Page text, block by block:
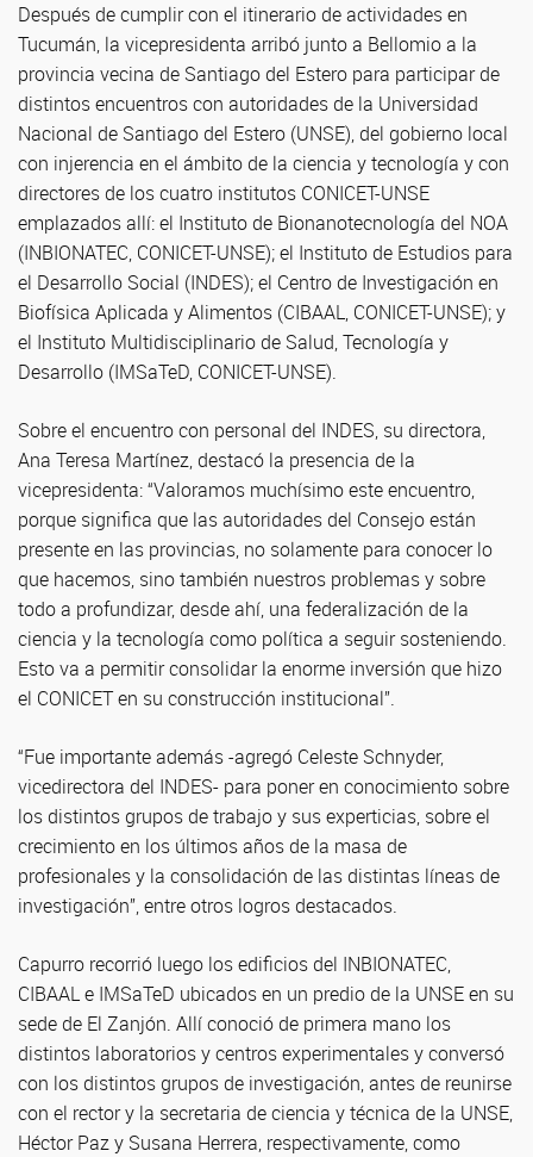
Después de cumplir con el itinerario de actividades en
Tucumán, la vicepresidenta arribó junto a Bellomio a la
provincia vecina de Santiago del Estero para participar de
distintos encuentros con autoridades de la Universidad
Nacional de Santiago del Estero (UNSE), del gobierno local
con injerencia en el ámbito de la ciencia y tecnología y con
directores de los cuatro institutos CONICET-UNSE
emplazados allí: el Instituto de Bionanotecnología del NOA
(INBIONATEC, CONICET-UNSE); el Instituto de Estudios para
el Desarrollo Social (INDES); el Centro de Investigación en
Biofísica Aplicada y Alimentos (CIBAAL, CONICET-UNSE); y
el Instituto Multidisciplinario de Salud, Tecnología y
Desarrollo (IMSaTeD, CONICET-UNSE).
Sobre el encuentro con personal del INDES, su directora,
Ana Teresa Martínez, destacó la presencia de la
vicepresidenta: “Valoramos muchísimo este encuentro,
porque significa que las autoridades del Consejo están
presente en las provincias, no solamente para conocer lo
que hacemos, sino también nuestros problemas y sobre
todo a profundizar, desde ahí, una federalización de la
ciencia y la tecnología como política a seguir sosteniendo.
Esto va a permitir consolidar la enorme inversión que hizo
el CONICET en su construcción institucional”.
“Fue importante además -agregó Celeste Schnyder,
vicedirectora del INDES- para poner en conocimiento sobre
los distintos grupos de trabajo y sus experticias, sobre el
crecimiento en los últimos años de la masa de
profesionales y la consolidación de las distintas líneas de
investigación”, entre otros logros destacados.
Capurro recorrió luego los edificios del INBIONATEC,
CIBAAL e IMSaTeD ubicados en un predio de la UNSE en su
sede de El Zanjón. Allí conoció de primera mano los
distintos laboratorios y centros experimentales y conversó
con los distintos grupos de investigación, antes de reunirse
con el rector y la secretaria de ciencia y técnica de la UNSE,
Héctor Paz y Susana Herrera, respectivamente, como